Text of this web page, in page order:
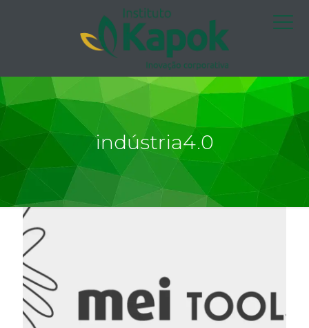
indústria4.0